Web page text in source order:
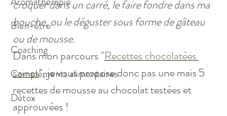
Bien-être
Coaching
Compléments alimentaires
Détox
croquer dans un carré, le faire fondre dans ma
bouche, ou le déguster sous forme de gâteau
ou de mousse.
Dans mon parcours "Recettes chocolatées
saines", je vous propose donc pas une mais 5
recettes de mousse au chocolat testées et
approuvées !